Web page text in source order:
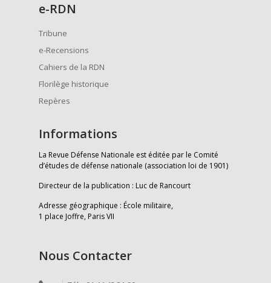
e-RDN
Tribune
e-Recensions
Cahiers de la RDN
Florilège historique
Repères
Informations
La Revue Défense Nationale est éditée par le Comité
d’études de défense nationale (association loi de 1901)
Directeur de la publication : Luc de Rancourt
Adresse géographique : École militaire,
1 place Joffre, Paris VII
Nous Contacter